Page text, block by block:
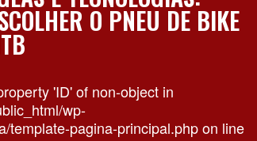
O PNEU DE BIKE
'ID' of non-object in
wp-
template-pagina-principal.phpon line